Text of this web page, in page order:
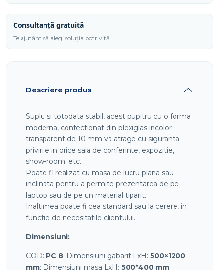
Consultanță gratuită
Te ajutăm să alegi soluția potrivită
Descriere produs
Suplu si totodata stabil, acest pupitru cu o forma
moderna, confectionat din plexiglas incolor
transparent de 10 mm va atrage cu siguranta
privirile in orice sala de conferinte, expozitie,
show-room, etc.
Poate fi realizat cu masa de lucru plana sau
inclinata pentru a permite prezentarea de pe
laptop sau de pe un material tiparit.
Inaltimea poate fi cea standard sau la cerere, in
functie de necesitatile clientului.
Dimensiuni:
COD: PC 8; Dimensiuni gabarit LxH: 500×1200
mm; Dimensiuni masa LxH: 500*400 mm;